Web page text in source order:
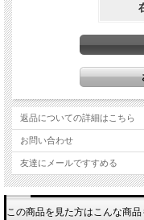
返品についての詳細はこちら
お問い合わせ
友達にメールですすめる
この商品を見た方はこんな商品